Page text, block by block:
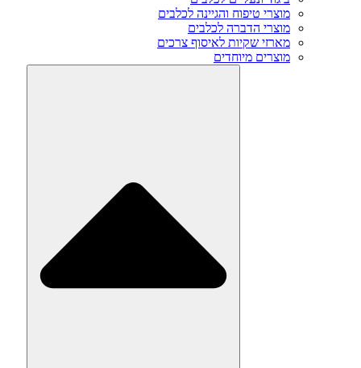
מוצרי טיפוח והגיינה לכלבים
מוצרי הדברה לכלבים
מארזי שקיות לאיסוף צרכים
מוצרים מיוחדים